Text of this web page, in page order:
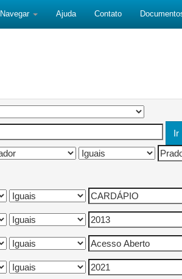
Navegar Ajuda Contato